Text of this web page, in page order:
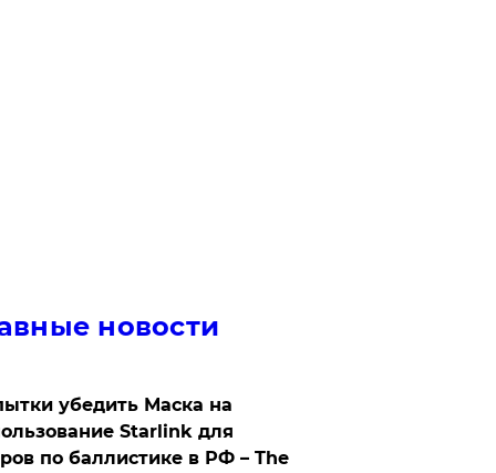
новости
убедить Маска на
Starlink для
по баллистике в РФ – The